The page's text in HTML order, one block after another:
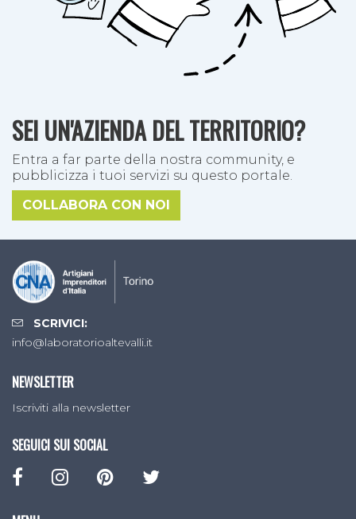
SEI UN'AZIENDA DEL TERRITORIO?
Entra a far parte della nostra community, e
pubblicizza i tuoi servizi su questo portale.
COLLABORA CON NOI
SCRIVICI:
info@laboratorioaltevalli.it
NEWSLETTER
Iscriviti alla newsletter
SEGUICI SUI SOCIAL